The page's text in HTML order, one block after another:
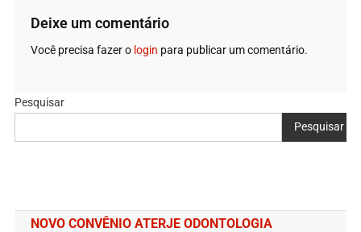
Deixe um comentário
Você precisa fazer o login para publicar um comentário.
Pesquisar
Pesquisar
NOVO CONVÊNIO ATERJE ODONTOLOGIA